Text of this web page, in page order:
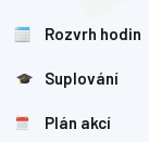
Rozvrh hodin
Suplování
Plán akcí